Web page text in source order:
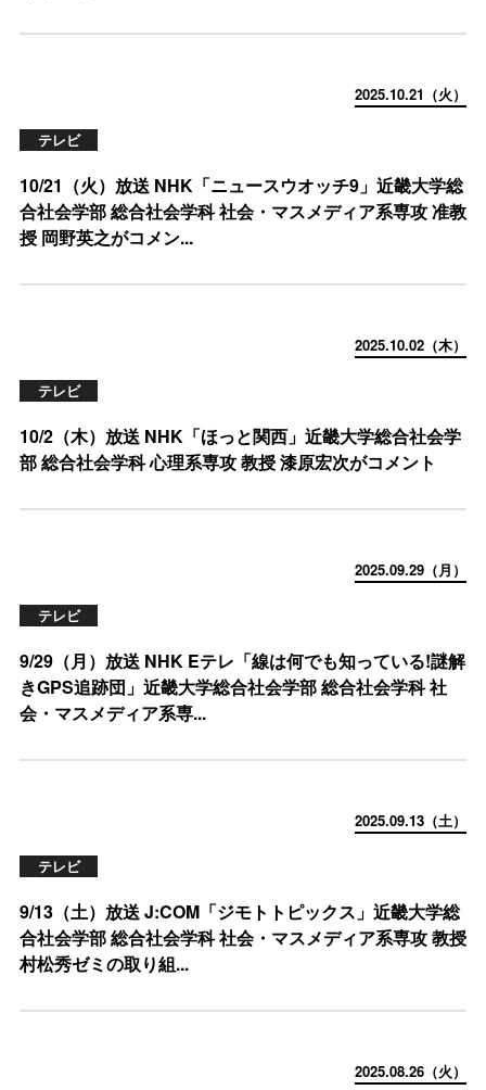
2025.10.21（火）
テレビ
10/21（火）放送 NHK「ニュースウオッチ9」近畿大学総
合社会学部 総合社会学科 社会・マスメディア系専攻 准教
授 岡野英之がコメン...
2025.10.02（木）
テレビ
10/2（木）放送 NHK「ほっと関西」近畿大学総合社会学
部 総合社会学科 心理系専攻 教授 漆原宏次がコメント
2025.09.29（月）
テレビ
9/29（月）放送 NHK Eテレ「線は何でも知っている!謎解
きGPS追跡団」近畿大学総合社会学部 総合社会学科 社
会・マスメディア系専...
2025.09.13（土）
テレビ
9/13（土）放送 J:COM「ジモトトピックス」近畿大学総
合社会学部 総合社会学科 社会・マスメディア系専攻 教授
村松秀ゼミの取り組...
2025.08.26（火）